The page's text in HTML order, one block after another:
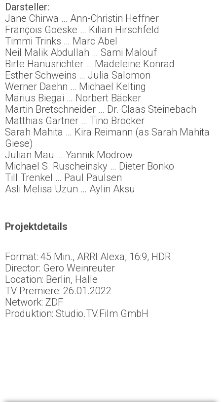
Darsteller:
Jane Chirwa … Ann-Christin Heffner
François Goeske … Kilian Hirschfeld
Timmi Trinks … Marc Abel
Neil Malik Abdullah … Sami Malouf
Birte Hanusrichter … Madeleine Konrad
Esther Schweins … Julia Salomon
Werner Daehn … Michael Kelting
Marius Biegai … Norbert Bäcker
Martin Bretschneider … Dr. Claas Steinebach
Matthias Gärtner … Tino Bröcker
Sarah Mahita … Kira Reimann (as Sarah Mahita
Giese)
Julian Mau … Yannik Modrow
Michael S. Ruscheinsky … Dieter Bonko
Till Trenkel … Paul Paulsen
Asli Melisa Uzun … Aylin Aksu
Projektdetails
Format: 45 Min., ARRI Alexa, 16:9, HDR
Director: Gero Weinreuter
Location: Berlin, Halle
TV Premiere: 26.01.2022
Network: ZDF
Produktion: Studio.TV.Film GmbH